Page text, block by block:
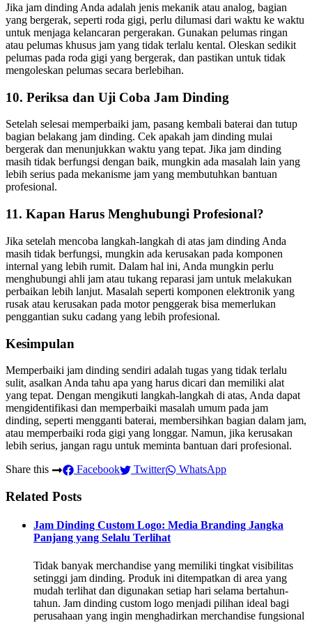
Jika jam dinding Anda adalah jenis mekanik atau analog, bagian
yang bergerak, seperti roda gigi, perlu dilumasi dari waktu ke waktu
untuk menjaga kelancaran pergerakan. Gunakan pelumas ringan
atau pelumas khusus jam yang tidak terlalu kental. Oleskan sedikit
pelumas pada roda gigi yang bergerak, dan pastikan untuk tidak
mengoleskan pelumas secara berlebihan.
10. Periksa dan Uji Coba Jam Dinding
Setelah selesai memperbaiki jam, pasang kembali baterai dan tutup
bagian belakang jam dinding. Cek apakah jam dinding mulai
bergerak dan menunjukkan waktu yang tepat. Jika jam dinding
masih tidak berfungsi dengan baik, mungkin ada masalah lain yang
lebih serius pada mekanisme jam yang membutuhkan bantuan
profesional.
11. Kapan Harus Menghubungi Profesional?
Jika setelah mencoba langkah-langkah di atas jam dinding Anda
masih tidak berfungsi, mungkin ada kerusakan pada komponen
internal yang lebih rumit. Dalam hal ini, Anda mungkin perlu
menghubungi ahli jam atau tukang reparasi jam untuk melakukan
perbaikan lebih lanjut. Masalah seperti komponen elektronik yang
rusak atau kerusakan pada motor penggerak bisa memerlukan
penggantian suku cadang yang lebih profesional.
Kesimpulan
Memperbaiki jam dinding sendiri adalah tugas yang tidak terlalu
sulit, asalkan Anda tahu apa yang harus dicari dan memiliki alat
yang tepat. Dengan mengikuti langkah-langkah di atas, Anda dapat
mengidentifikasi dan memperbaiki masalah umum pada jam
dinding, seperti mengganti baterai, membersihkan bagian dalam jam,
atau memperbaiki roda gigi yang longgar. Namun, jika kerusakan
lebih serius, jangan ragu untuk meminta bantuan dari profesional.
Share this
Facebook Twitter WhatsApp
Related Posts
Jam Dinding Custom Logo: Media Branding Jangka
Panjang yang Selalu Terlihat
Tidak banyak merchandise yang memiliki tingkat visibilitas
setinggi jam dinding. Produk ini ditempatkan di area yang
mudah terlihat dan digunakan setiap hari selama bertahun-
tahun. Jam dinding custom logo menjadi pilihan ideal bagi
perusahaan yang ingin menghadirkan merchandise fungsional